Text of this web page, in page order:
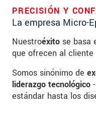
PRECISIÓN Y
La empresa Micro-
Nuestroéxito se basa
que ofrecen al cliente
Somos sinónimo de
liderazgo tecnológico
estándar hasta los